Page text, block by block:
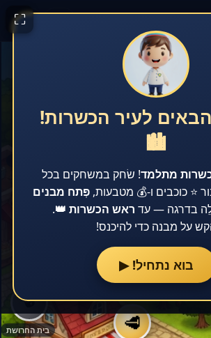
💰 0
🏠
הבית
🍞
🥩
🎡
🔒
החווה והפרדס
🔒
בית החרושת
לעיר הכשרות!
🏙️
מתלמד! שׂחק במשחקים בכל
⭐ כוכבים ו-💰 מטבעות, פְּתח מבנים
בדרגה — עד ראש הכשרות 👑.
על מבנה כדי להיכנס!
בוא נתחיל! ▶
⛶